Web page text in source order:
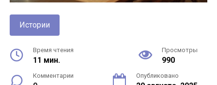
Истории
Время чтения
11 мин.
Просмотры
990
Комментарии Опубликовано